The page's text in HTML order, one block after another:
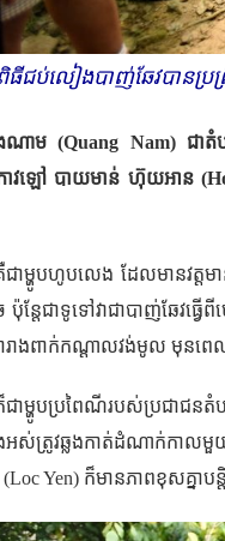
ធីជប់លៀងបាញ់ឆែវបានប្រ
ងណាម (Quang Nam) ជាតំ
ាវឡៅ បាយមាន់ ហ៊ុយអាន (
ជាម្ហូបហូបលេង ដែលមានវត្ត
ប៉ុន្តែជាទូទៅវាជាបាញ់ឆែវ
ាងពាក់កណ្តាល​វង់មូល មុនព
ជាម្ហូបប្រពៃណីរបស់ប្រជាជនតំប
អស់ត្រូវឆ្លងកាត់​ដំណាក់កាលមួ
Loc Yen) ក៏មានភាពខុសគ្នាបន្